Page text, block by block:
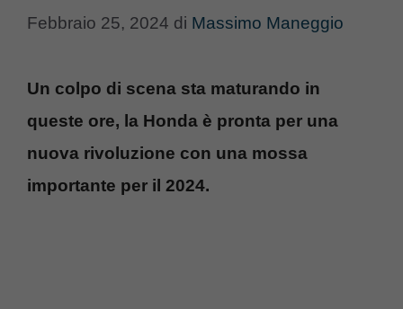
Febbraio 25, 2024 di Massimo Maneggio
Un colpo di scena sta maturando in
queste ore, la Honda è pronta per una
nuova rivoluzione con una mossa
importante per il 2024.